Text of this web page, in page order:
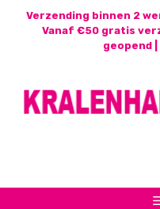
Verzending binnen 2
Vanaf €50 gratis
geopend |